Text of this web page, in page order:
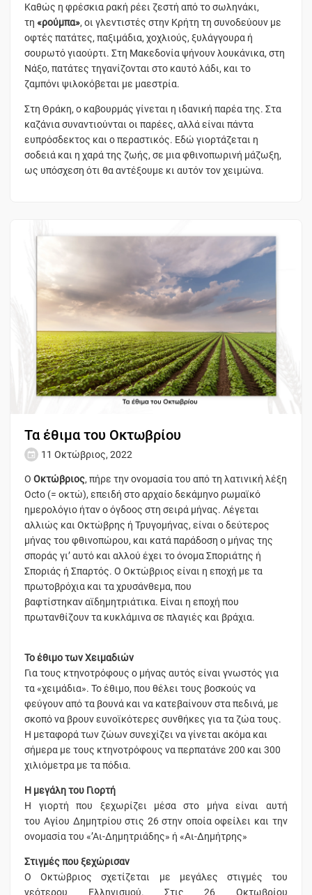
Καθώς η φρέσκια ρακή ρέει ζεστή από το σωληνάκι,
τη«ρούμπα», οι γλεντιστές στην Κρήτη τη συνοδεύουν με
οφτές πατάτες, παξιμάδια, χοχλιούς, ξυλάγγουρα ή
σουρωτό γιαούρτι. Στη Μακεδονία ψήνουν λουκάνικα, στη
Νάξο, πατάτες τηγανίζονται στο καυτό λάδι, και το
ζαμπόνι ψιλοκόβεται με μαεστρία.
Στη Θράκη, ο καβουρμάς γίνεται η ιδανική παρέα της. Στα
καζάνια συναντιούνται οι παρέες, αλλά είναι πάντα
ευπρόσδεκτος και ο περαστικός. Εδώ γιορτάζεται η
σοδειά και η χαρά της ζωής, σε μια φθινοπωρινή μάζωξη,
ως υπόσχεση ότι θα αντέξουμε κι αυτόν τον χειμώνα.
Τα έθιμα του Οκτωβρίου
11 Οκτώβριος, 2022
ΟΟκτώβριος, πήρε την ονομασία του από τη λατινική λέξη
Octo (= οκτώ), επειδή στο αρχαίο δεκάμηνο ρωμαϊκό
ημερολόγιο ήταν ο όγδοος στη σειρά μήνας. Λέγεται
αλλιώς και Οκτώβρης ή Τρυγομήνας, είναι ο δεύτερος
μήνας του φθινοπώρου, και κατά παράδοση ο μήνας της
σποράς γι’ αυτό και αλλού έχει το όνομα Σποριάτης ή
Σποριάς ή Σπαρτός. Ο Οκτώβριος είναι η εποχή με τα
πρωτοβρόχια και τα χρυσάνθεμα, που
βαφτίστηκαν αϊδημητριάτικα. Είναι η εποχή που
πρωτανθίζουν τα κυκλάμινα σε πλαγιές και βράχια.
Το έθιμο των Χειμαδιών
Για τους κτηνοτρόφους ο μήνας αυτός είναι γνωστός για
τα «χειμάδια». Το έθιμο, που θέλει τους βοσκούς να
φεύγουν από τα βουνά και να κατεβαίνουν στα πεδινά, με
σκοπό να βρουν ευνοϊκότερες συνθήκες για τα ζώα τους.
Η μεταφορά των ζώων συνεχίζει να γίνεται ακόμα και
σήμερα με τους κτηνοτρόφους να περπατάνε 200 και 300
χιλιόμετρα με τα πόδια.
Η μεγάλη του Γιορτή
Η γιορτή που ξεχωρίζει μέσα στο μήνα είναι αυτή
του Αγίου Δημητρίου στις 26 στην οποία οφείλει και την
ονομασία του «’Αι-Δημητριάδης» ή «Αι-Δημήτρης»
Στιγμές που ξεχώρισαν
Ο Οκτώβριος σχετίζεται με μεγάλες στιγμές του
νεότερου Ελληνισμού. Στις 26 Οκτωβρίου